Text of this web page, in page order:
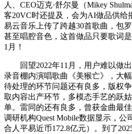
人、CEO迈克·舒尔曼（Mikey
客20VC时还提及，会为AI做品供给
易云音乐上传了跨越30首歌曲，包
甚至唱腔音色，这首做品只要歌词
1月！
回望2022年11月，用户难以做出
录音棚内演唱歌曲《美猴亡》，大
待处理的环节问题还有良多，版权
取内容出产环节，多模态手艺的跃
单。雷同的还有良多，曾获金曲最
调研机构Quest Mobile数据显示，公
合人平易近币172.8亿元）。到了